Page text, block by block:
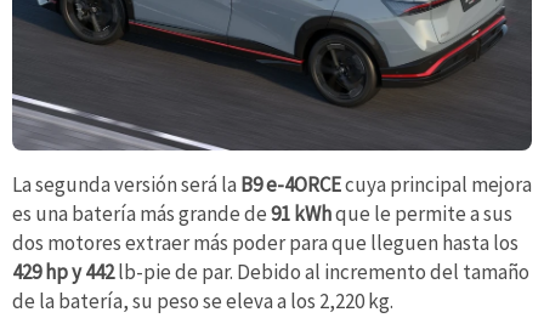
La segunda versión será la B9 e-4ORCEcuya principal mejora
es una batería más grande de91 kWhque le permite a sus
dos motores extraer más poder para que lleguen hasta los
429 hp y 442lb-pie de par. Debido al incremento del tamaño
de la batería, su peso se eleva a los 2,220 kg.